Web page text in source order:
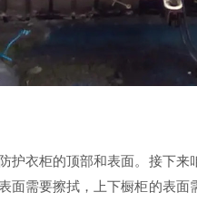
护衣柜的顶部和表面。接下
面需要擦拭，上下橱柜的表